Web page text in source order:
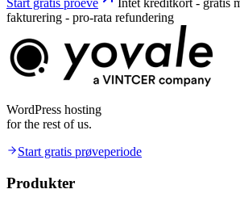
fakturering - pro-rata refundering
WordPress hosting
for the rest of us.
Start gratis prøveperiode
Produkter